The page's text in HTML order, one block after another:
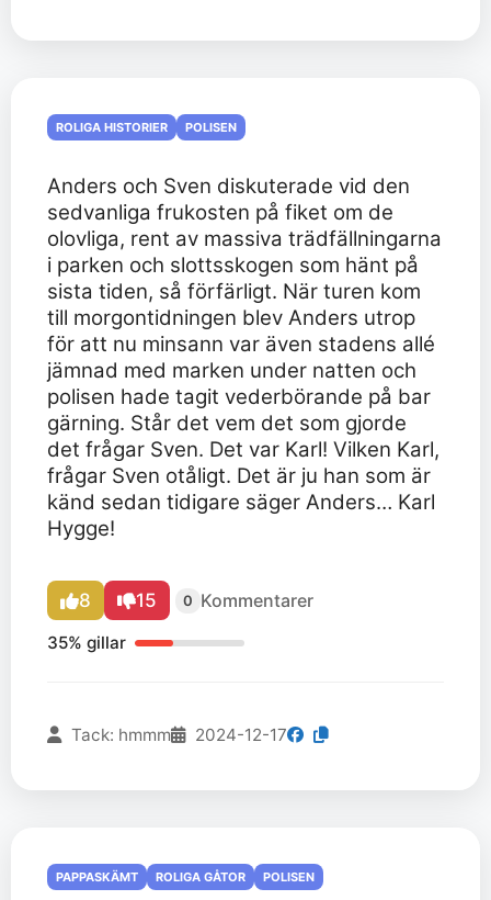
ROLIGA HISTORIER POLISEN
Anders och Sven diskuterade vid den
sedvanliga frukosten på fiket om de
olovliga, rent av massiva trädfällningarna
i parken och slottsskogen som hänt på
sista tiden, så förfärligt. När turen kom
till morgontidningen blev Anders utrop
för att nu minsann var även stadens allé
jämnad med marken under natten och
polisen hade tagit vederbörande på bar
gärning. Står det vem det som gjorde
det frågar Sven. Det var Karl! Vilken Karl,
frågar Sven otåligt. Det är ju han som är
känd sedan tidigare säger Anders… Karl
Hygge!
8 15 0 Kommentarer
35% gillar
Tack: hmmm 2024-12-17
PAPPASKÄMT ROLIGA GÅTOR POLISEN